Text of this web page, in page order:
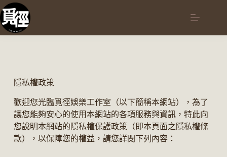
隱私權政策
歡迎您光臨覓徑娛樂工作室（以下簡稱本網站），為了
讓您能夠安心的使用本網站的各項服務與資訊，特此向
您說明本網站的隱私權保護政策（即本頁面之隱私權條
款），以保障您的權益，請您詳閱下列內容：